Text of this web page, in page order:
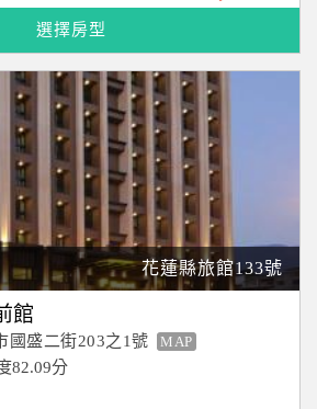
選擇房型
花蓮縣旅館133號
館
國盛二街203之1號 MAP
82.09分